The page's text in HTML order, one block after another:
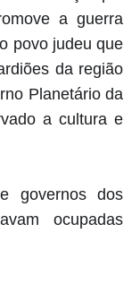
a guerra
povo judeu que
da região
Planetário da
a cultura e
governos dos
ocupadas